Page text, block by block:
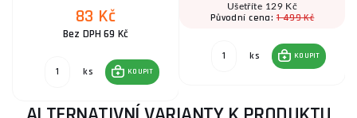
83 Kč
Bez DPH 69 Kč
ks KOUPIT
Ušetříte 129 Kč
Původní cena:1 499 Kč
ks KOUPIT